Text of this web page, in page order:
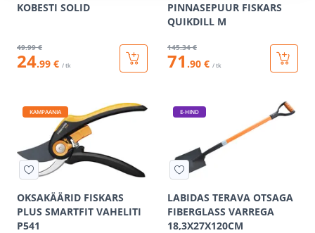
KOBESTI SOLID
49.99 €
24.99 € / tk
PINNASEPUUR FISKARS
QUIKDILL M
145.34 €
71 .90 € / tk
KAMPAANIA
OKSAKÄÄRID FISKARS
PLUS SMARTFIT VAHELITI
P541
E-HIND
LABIDAS TERAVA OTSAGA
FIBERGLASS VARREGA
18,3X27X120CМ